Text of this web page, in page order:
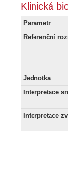
Klinická
Parametr
Referenční
Jednotka
Interpretace
Interpretace